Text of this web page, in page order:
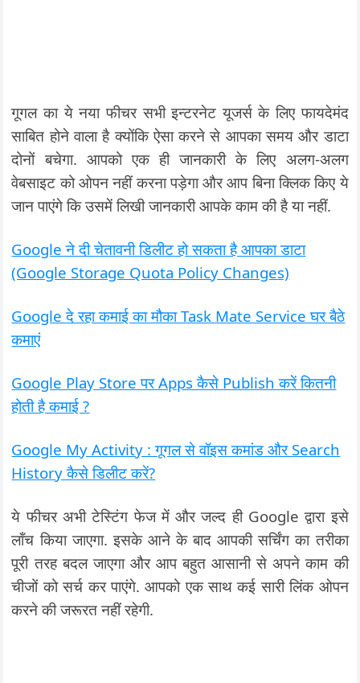
गूगल का ये नया फीचर सभी इन्टरनेट यूजर्स के लिए फायदेमंद
साबित होने वाला है क्योंकि ऐसा करने से आपका समय और डाटा
दोनों बचेगा. आपको एक ही जानकारी के लिए अलग-अलग
वेबसाइट को ओपन नहीं करना पड़ेगा और आप बिना क्लिक किए ये
जान पाएंगे कि उसमें लिखी जानकारी आपके काम की है या नहीं.
Google ने दी चेतावनी डिलीट हो सकता है आपका डाटा
(Google Storage Quota Policy Changes)
Google दे रहा कमाई का मौका Task Mate Service घर बैठे
कमाएं
Google Play Store पर Apps कैसे Publish करें कितनी
होती है कमाई ?
Google My Activity : गूगल से वॉइस कमांड और Search
History कैसे डिलीट करें?
ये फीचर अभी टेस्टिंग फेज में और जल्द ही Google द्वारा इसे
लॉंच किया जाएगा. इसके आने के बाद आपकी सर्चिंग का तरीका
पूरी तरह बदल जाएगा और आप बहुत आसानी से अपने काम की
चीजों को सर्च कर पाएंगे. आपको एक साथ कई सारी लिंक ओपन
करने की जरूरत नहीं रहेगी.